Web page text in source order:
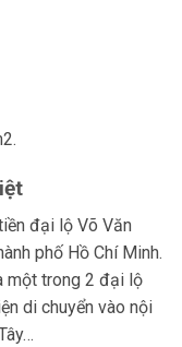
đại lộ Võ Văn
phố Hồ Chí Minh.
một trong 2 đại lộ
di chuyển vào nội